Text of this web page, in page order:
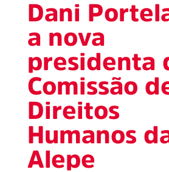
Dani
a nova
presidenta
Comissão
Direitos
Humanos
Alepe